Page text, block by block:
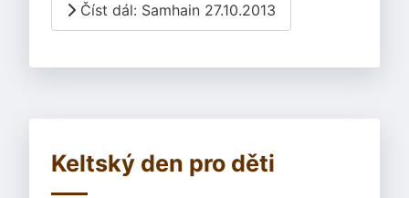
Číst dál: Samhain 27.10.2013
Keltský den pro děti